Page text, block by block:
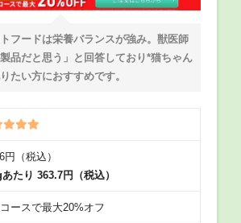
フードは栄養バランスが強み。獣医師
品だと思う」と回答しており*猫ちゃん
たい方におすすめです。
円（税込）
たり 363.7円（税込）
ースで最大20%オフ